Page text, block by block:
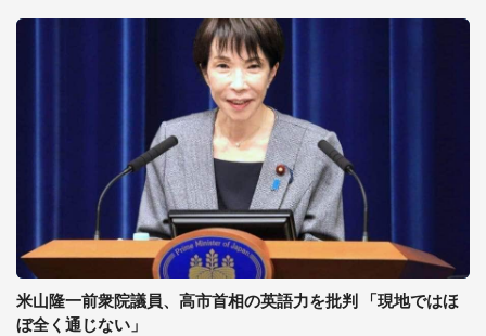
米山隆一前衆院議員、高市首相の英語力を批判 「現地ではほ
ぼ全く通じない」